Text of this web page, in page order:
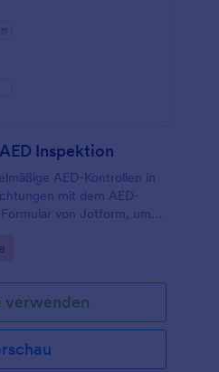
Inspektion
AED-Kontrollen in
mit dem AED-
von Jotform, um
verwenden